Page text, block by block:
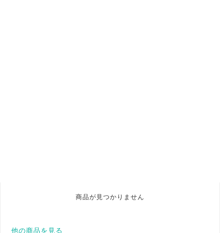
商品が見つかりません
他の商品を見る